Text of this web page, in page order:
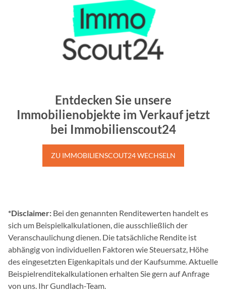
Entdecken Sie unsere
Immobilienobjekte im Verkauf jetzt
bei Immobilienscout24
ZU IMMOBILIENSCOUT24 WECHSELN
*Disclaimer: Bei den genannten Renditewerten handelt es
sich um Beispielkalkulationen, die ausschließlich der
Veranschaulichung dienen. Die tatsächliche Rendite ist
abhängig von individuellen Faktoren wie Steuersatz, Höhe
des eingesetzten Eigenkapitals und der Kaufsumme. Aktuelle
Beispielrenditekalkulationen erhalten Sie gern auf Anfrage
von uns. Ihr Gundlach-Team.